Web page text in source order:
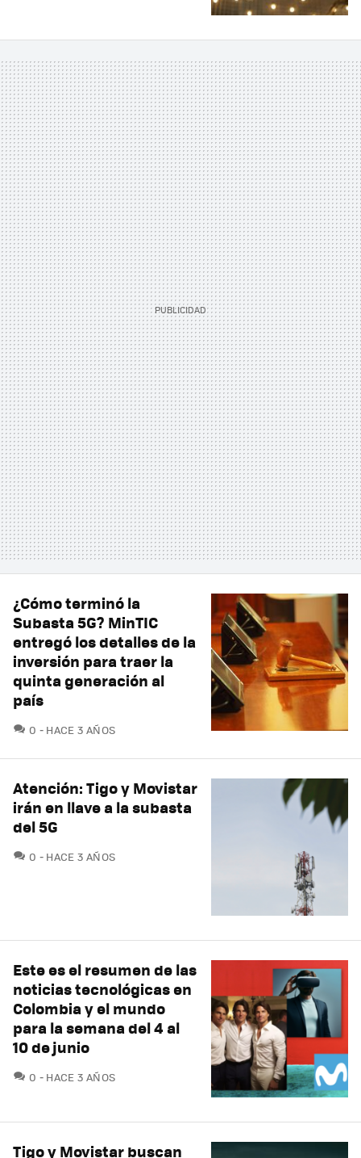
¿Cómo terminó la
Subasta 5G? MinTIC
entregó los detalles de la
inversión para traer la
quinta generación al
país
0 COMENTARIOS
HACE 3 AÑOS
Atención: Tigo y Movistar
irán en llave a la subasta
del 5G
0 COMENTARIOS
HACE 3 AÑOS
Este es el resumen de las
noticias tecnológicas en
Colombia y el mundo
para la semana del 4 al
10 de junio
0 COMENTARIOS
HACE 3 AÑOS
Tigo y Movistar buscan